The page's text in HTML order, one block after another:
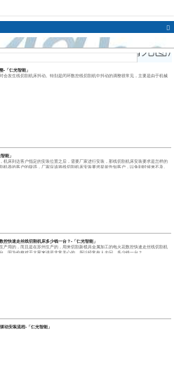
-「仁光智能」
会发生线切割机床抖动。特别是闭环数控线切割机中抖动的调整很常见，主要是由于机械
能」
机床到达客户指定的安装位置之后，需要厂家进行安装，那线切割机床安装要求是怎样的
机器的客户的疑惑，厂家应该将线切割机床安装要求提前告知客户，以免到时候来不及。
控快速走丝线切割机床多少钱一台？-「仁光智能」
产用的，而且是在苏州生产的，用来切割新模具金属加工的电火花数控快速走丝线切割机
。因为价格对于大家来讲是非常关心的，所以经常有人去问，多少钱一台？
安装流程-「仁光智能」